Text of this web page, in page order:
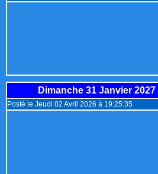
Dimanche 31 Janvier 2027
Posté le Jeudi 02 Avril 2026 à 19:25:35